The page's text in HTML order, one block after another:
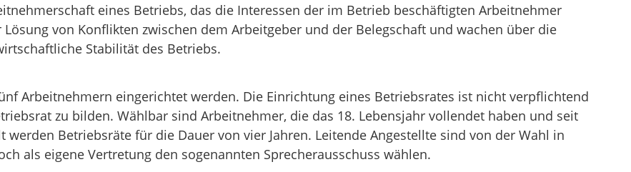
eines Betriebs, das die Interessen der im Betrieb beschäftigten Arbeitnehmer
von Konflikten zwischen dem Arbeitgeber und der Belegschaft und wachen über die
Stabilität des Betriebs.
Arbeitnehmern eingerichtet werden. Die Einrichtung eines Betriebsrates ist nicht verpflichtend
zu bilden. Wählbar sind Arbeitnehmer, die das 18. Lebensjahr vollendet haben und seit
Betriebsräte für die Dauer von vier Jahren. Leitende Angestellte sind von der Wahl in
als eigene Vertretung den sogenannten Sprecherausschuss wählen.